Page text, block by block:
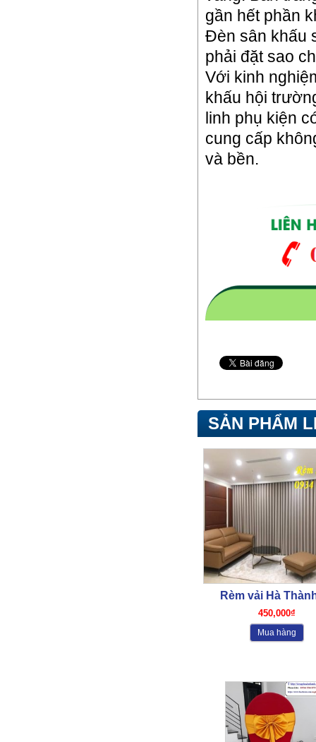
gần hết phần
Đèn sân khấu
phải đặt sao
Với kinh
khấu hội
linh phụ kiện
cung cấp
và bền.
SẢN PHẨM
Rèm vải Hà
450,000₫
Mua hàng